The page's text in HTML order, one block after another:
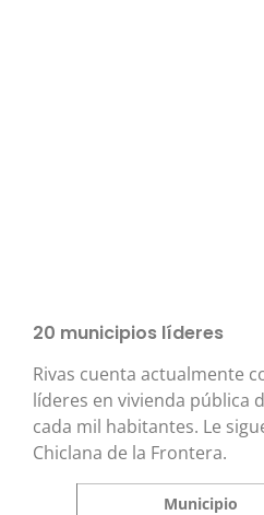
20 municipios líderes
Rivas cuenta actualmente
líderes en vivienda pública
cada mil habitantes. Le
Chiclana de la Frontera.
Municipio